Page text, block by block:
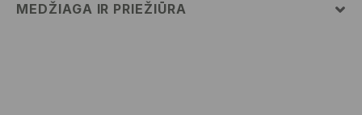
MEDŽIAGA IR PRIEŽIŪRA